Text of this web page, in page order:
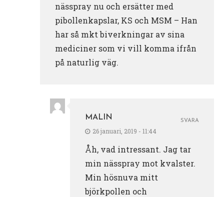
nässpray nu och ersätter med
pibollenkapslar, KS och MSM – Han
har så mkt biverkningar av sina
mediciner som vi vill komma ifrån
på naturlig väg.
MALIN
26 januari, 2019 - 11:44
Åh, vad intressant. Jag tar
min nässpray mot kvalster.
Min hösnuva mitt
björkpollen och
SVARA